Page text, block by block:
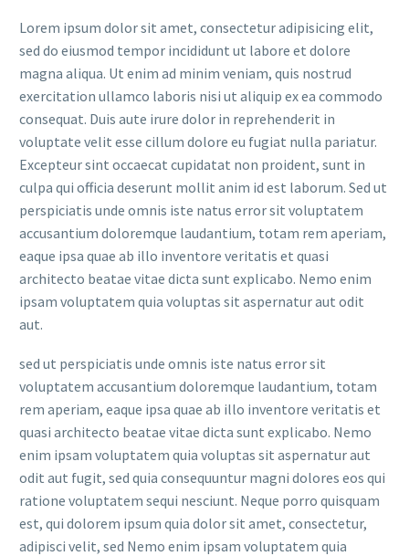
Lorem ipsum dolor sit amet, consectetur adipisicing elit,
sed do eiusmod tempor incididunt ut labore et dolore
magna aliqua. Ut enim ad minim veniam, quis nostrud
exercitation ullamco laboris nisi ut aliquip ex ea commodo
consequat. Duis aute irure dolor in reprehenderit in
voluptate velit esse cillum dolore eu fugiat nulla pariatur.
Excepteur sint occaecat cupidatat non proident, sunt in
culpa qui officia deserunt mollit anim id est laborum. Sed ut
perspiciatis unde omnis iste natus error sit voluptatem
accusantium doloremque laudantium, totam rem aperiam,
eaque ipsa quae ab illo inventore veritatis et quasi
architecto beatae vitae dicta sunt explicabo. Nemo enim
ipsam voluptatem quia voluptas sit aspernatur aut odit
aut.
sed ut perspiciatis unde omnis iste natus error sit
voluptatem accusantium doloremque laudantium, totam
rem aperiam, eaque ipsa quae ab illo inventore veritatis et
quasi architecto beatae vitae dicta sunt explicabo. Nemo
enim ipsam voluptatem quia voluptas sit aspernatur aut
odit aut fugit, sed quia consequuntur magni dolores eos qui
ratione voluptatem sequi nesciunt. Neque porro quisquam
est, qui dolorem ipsum quia dolor sit amet, consectetur,
adipisci velit, sed Nemo enim ipsam voluptatem quia